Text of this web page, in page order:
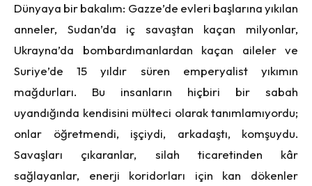
Dünyaya bir bakalım: Gazze’de evleri başlarına yıkılan
anneler, Sudan’da iç savaştan kaçan milyonlar,
Ukrayna’da bombardımanlardan kaçan aileler ve
Suriye’de 15 yıldır süren emperyalist yıkımın
mağdurları. Bu insanların hiçbiri bir sabah
uyandığında kendisini mülteci olarak tanımlamıyordu;
onlar öğretmendi, işçiydi, arkadaştı, komşuydu.
Savaşları çıkaranlar, silah ticaretinden kâr
sağlayanlar, enerji koridorları için kan dökenler